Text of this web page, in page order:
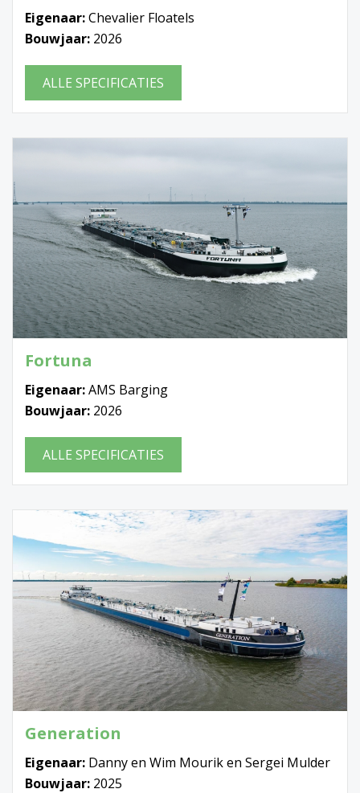
Eigenaar:Chevalier Floatels
Bouwjaar: 2026
ALLE SPECIFICATIES
Fortuna
Eigenaar:AMS Barging
Bouwjaar: 2026
ALLE SPECIFICATIES
Generation
Eigenaar: Danny en Wim Mourik en Sergei Mulder
Bouwjaar: 2025